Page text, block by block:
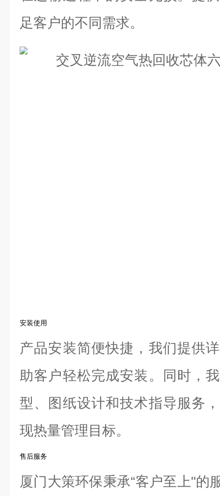
足客户的不同需求。
安装使用
产品安装简便快捷，我们提供
助客户轻松完成安装。同时，
型、图纸设计和技术指导服务
现热量管理目标。
售后服务
厦门大策环保秉承“客户至上"的